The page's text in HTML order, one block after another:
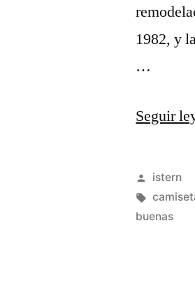
1982, y
…
Seguir
por
istern
buenas